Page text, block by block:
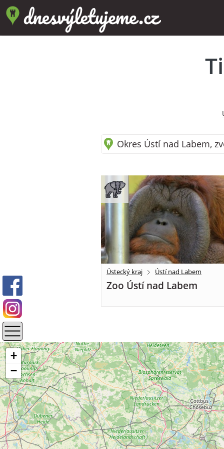
Okres Ústí nad Labem,
Ústecký kraj Ústí nad Labem
Zoo Ústí nad Labem
+
−